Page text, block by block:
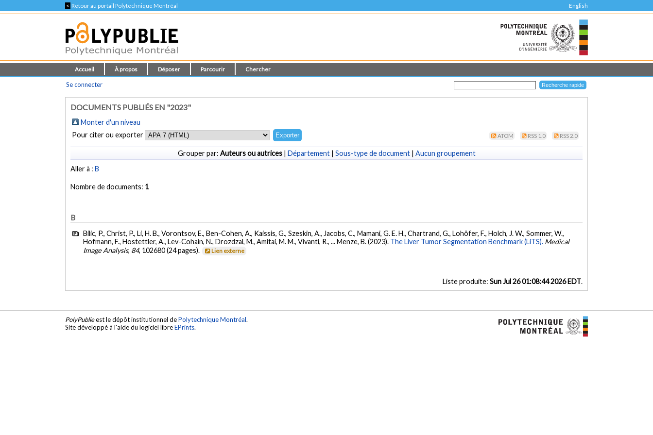
< Retour au portail Polytechnique Montréal English
Accueil À propos Déposer Parcourir Chercher
Se connecter
DOCUMENTS PUBLIÉS EN "2023"
Monter d'un niveau
Pour citer ou exporter
ATOM RSS 1.0 RSS 2.0
Grouper par: Auteurs ou autrices| Département| Sous-type de document| Aucun groupement
Aller à :B
Nombre de documents: 1
B
Bilic, P., Christ, P., Li, H. B., Vorontsov, E., Ben-Cohen, A., Kaissis, G., Szeskin, A., Jacobs, C., Mamani, G. E. H., Chartrand, G., Lohöfer, F., Holch, J. W., Sommer, W.,
Hofmann, F., Hostettler, A., Lev-Cohain, N., Drozdzal, M., Amitai, M. M., Vivanti, R., ... Menze, B. (2023). The Liver Tumor Segmentation Benchmark (LiTS). Medical
Image Analysis, 84, 102680 (24 pages). Lien externe
Liste produite: Sun Jul 26 01:08:44 2026 EDT.
PolyPublieest le dépôt institutionnel dePolytechnique Montréal.
Site développé à l'aide du logiciel libreEPrints.